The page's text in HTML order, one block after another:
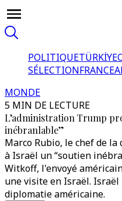
POLITIQUETÜRKİYE
SÉLECTIONFRANCE
MONDE
5 MIN DE LECTURE
L’administration Trump
inébranlable”
Marco Rubio, le chef de
à Israël un “soutien
Witkoff, l'envoyé
une visite en Israël.
diplomatie américaine.